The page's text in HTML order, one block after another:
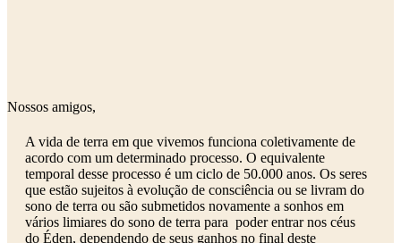
Nossos amigos,
A vida de terra em que vivemos funciona coletivamente de
acordo com um determinado processo. O equivalente
temporal desse processo é um ciclo de 50.000 anos. Os seres
que estão sujeitos à evolução de consciência ou se livram do
sono de terra ou são submetidos novamente a sonhos em
vários limiares do sono de terra para poder entrar nos céus
do Éden, dependendo de seus ganhos no final deste